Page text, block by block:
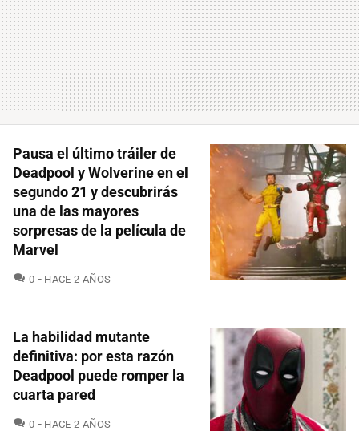
Pausa el último tráiler de
Deadpool y Wolverine en el
segundo 21 y descubrirás
una de las mayores
sorpresas de la película de
Marvel
0 COMENTARIOS
HACE 2 AÑOS
La habilidad mutante
definitiva: por esta razón
Deadpool puede romper la
cuarta pared
0 COMENTARIOS
HACE 2 AÑOS